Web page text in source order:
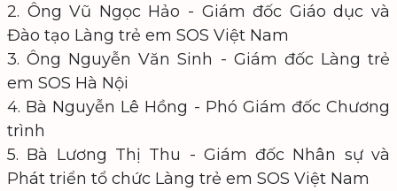
2. Ông Vũ Ngọc Hảo - Giám đốc Giáo dục và
Đào tạo Làng trẻ em SOS Việt Nam
3. Ông Nguyễn Văn Sinh - Giám đốc Làng trẻ
em SOS Hà Nội
4. Bà Nguyễn Lê Hồng - Phó Giám đốc Chương
trình
5. Bà Lương Thị Thu - Giám đốc Nhân sự và
Phát triển tổ chức Làng trẻ em SOS Việt Nam